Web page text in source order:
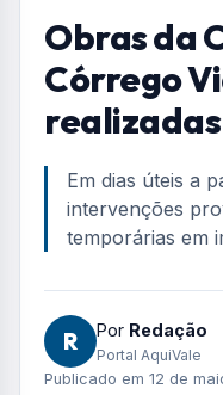
COMPARTILHAR: